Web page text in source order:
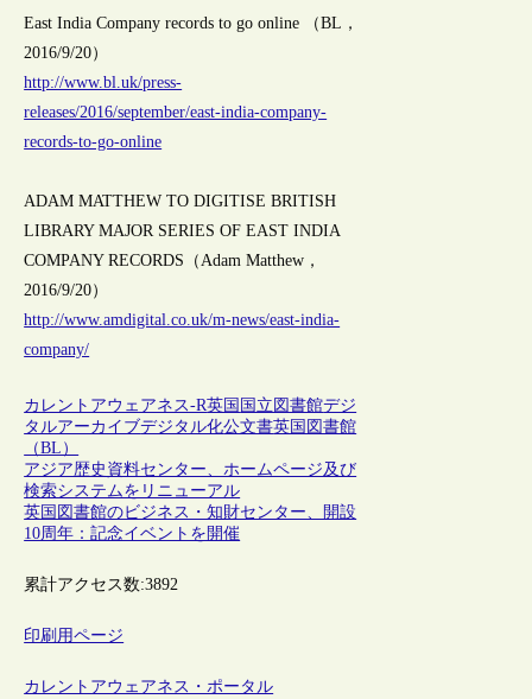
East India Company records to go online （BL，
2016/9/20）
http://www.bl.uk/press-
releases/2016/september/east-india-company-
records-to-go-online
ADAM MATTHEW TO DIGITISE BRITISH
LIBRARY MAJOR SERIES OF EAST INDIA
COMPANY RECORDS（Adam Matthew，
2016/9/20）
http://www.amdigital.co.uk/m-news/east-india-
company/
カレントアウェアネス-R英国 国立図書館デジ
タルアーカイブデジタル化公文書英国図書館
（BL）
アジア歴史資料センター、ホームページ及び
検索システムをリニューアル
英国図書館のビジネス・知財センター、開設
10周年：記念イベントを開催
累計アクセス数:3892
印刷用ページ
カレントアウェアネス・ポータル